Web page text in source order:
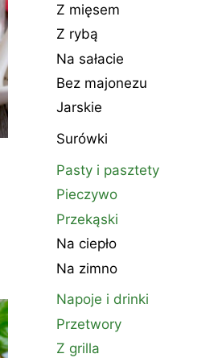
Z mięsem
Z rybą
Na sałacie
Bez majonezu
Jarskie
Surówki
Pasty i pasztety
Pieczywo
Przekąski
Na ciepło
Na zimno
Napoje i drinki
Przetwory
Z grilla